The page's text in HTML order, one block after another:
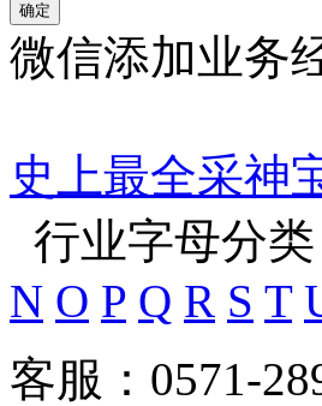
确定
微信添加业务
史上最全采神
行业字母分
N O P Q R S T
客服：0571-